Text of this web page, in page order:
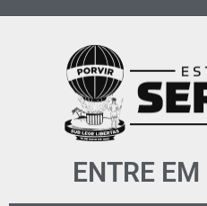
ENTRE